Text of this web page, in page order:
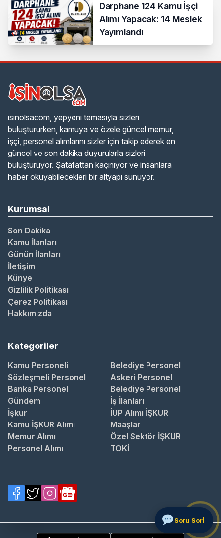
Darphane 124 Kamu İşçi
Alımı Yapacak: 14 Meslek
Yayımlandı
isinolsacom, yepyeni temasıyla sizleri
buluştururken, kamuya ve özele güncel memur,
işçi, personel alımlarını sizler için takip ederek en
güncel ve son dakika duyurularla sizleri
buluşturuyor. Şatafattan kaçınıyor ve insanlara
haber okuyabilecekleri bir altyapı sunuyor.
Kurumsal
Son Dakika
Kamu İlanları
Günün İlanları
İletişim
Künye
Gizlilik Politikası
Çerez Politikası
Hakkımızda
Kategoriler
Kamu Personeli
Belediye Personel
Sözleşmeli Personel
Askeri Personel
Banka Personel
Belediye Personel
Gündem
İş İlanları
İşkur
İUP Alımı İŞKUR
Kamu İŞKUR Alımı
Maaşlar
Memur Alımı
Özel Sektör İŞKUR
Personel Alımı
TOKİ